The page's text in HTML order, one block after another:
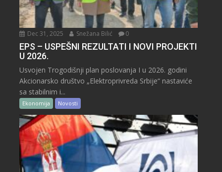
Dec 31, 2025 Snežana Bilić 0
EPS – USPEŠNI REZULTATI I NOVI PROJEKTI
U 2026.
Usvojen Trogodišnji plan poslovanja I u 2026. godini
Akcionarsko društvo „Elektroprivreda Srbije“ nastaviće
sa stabilnim i...
Ekonomija Novosti